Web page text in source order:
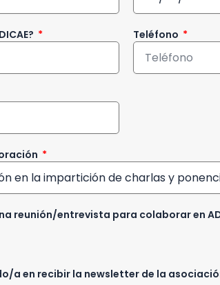
Teléfono
reunión/entrevista para colaborar en
a en recibir la newsletter de la